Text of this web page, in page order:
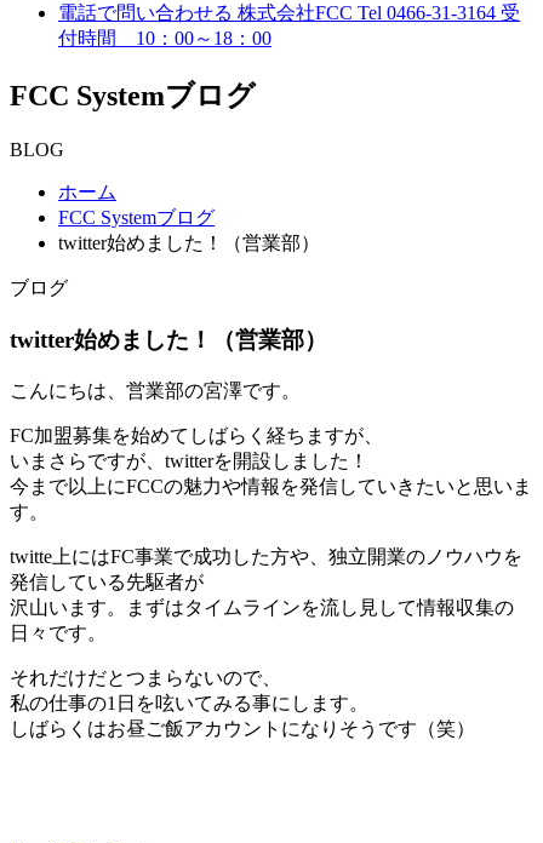
電話で問い合わせる 株式会社FCC Tel 0466-31-3164 受
付時間 10：00～18：00
FCC Systemブログ
BLOG
ホーム
FCC Systemブログ
twitter始めました！（営業部）
ブログ
twitter始めました！（営業部）
こんにちは、営業部の宮澤です。
FC加盟募集を始めてしばらく経ちますが、
いまさらですが、twitterを開設しました！
今まで以上にFCCの魅力や情報を発信していきたいと思いま
す。
twitte上にはFC事業で成功した方や、独立開業のノウハウを
発信している先駆者が
沢山います。まずはタイムラインを流し見して情報収集の
日々です。
それだけだとつまらないので、
私の仕事の1日を呟いてみる事にします。
しばらくはお昼ご飯アカウントになりそうです（笑）